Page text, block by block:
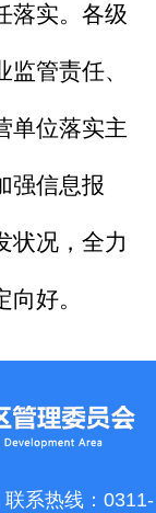
落实。各级
管责任、
单位落实主
强信息报
状况，全力
好。